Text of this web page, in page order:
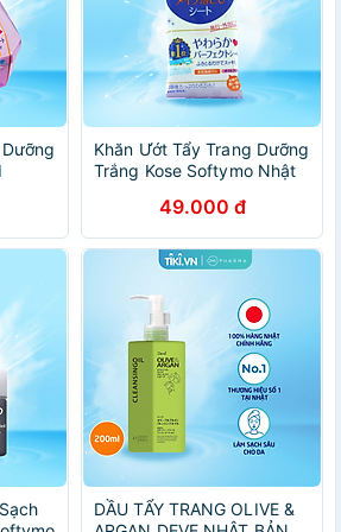
Khăn Ướt Tẩy Trang Dưỡng
Trắng Kose Softymo Nhật
49.000 đ
DẦU TẨY TRANG OLIVE &